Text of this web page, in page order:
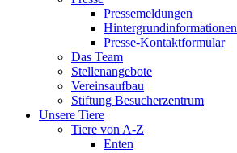
Pressemeldungen
Hintergrundinformationen
Presse-Kontaktformular
Das Team
Stellenangebote
Vereinsaufbau
Stiftung Besucherzentrum
Unsere Tiere
Tiere von A-Z
Enten